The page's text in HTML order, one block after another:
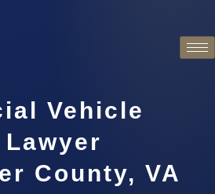
Vehicle
County, VA